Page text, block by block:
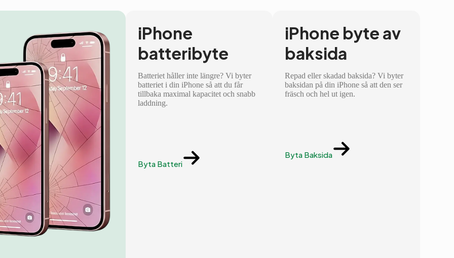
iPhone
batteribyte
Batteriet håller inte längre? Vi byter
batteriet i din iPhone så att du får
tillbaka maximal kapacitet och snabb
laddning.
Byta Batteri
iPhone byte av
baksida
Repad eller skadad baksida? Vi byter
baksidan på din iPhone så att den ser
fräsch och hel ut igen.
Byta Baksida